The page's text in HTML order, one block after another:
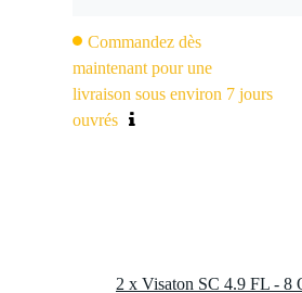
Commandez dès
maintenant pour une
livraison sous environ 7 jours
ouvrés